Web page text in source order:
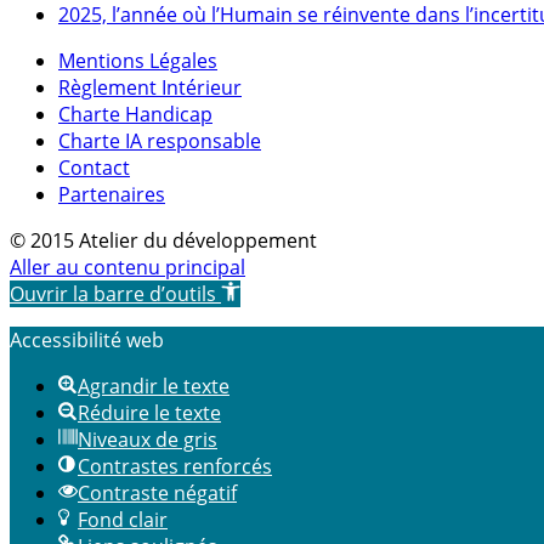
2025, l’année où l’Humain se réinvente dans
Mentions Légales
Règlement Intérieur
Charte Handicap
Charte IA responsable
Contact
Partenaires
© 2015 Atelier du développement
Aller au contenu principal
Ouvrir la barre d’outils
Accessibilité web
Agrandir le texte
Réduire le texte
Niveaux de gris
Contrastes renforcés
Contraste négatif
Fond clair